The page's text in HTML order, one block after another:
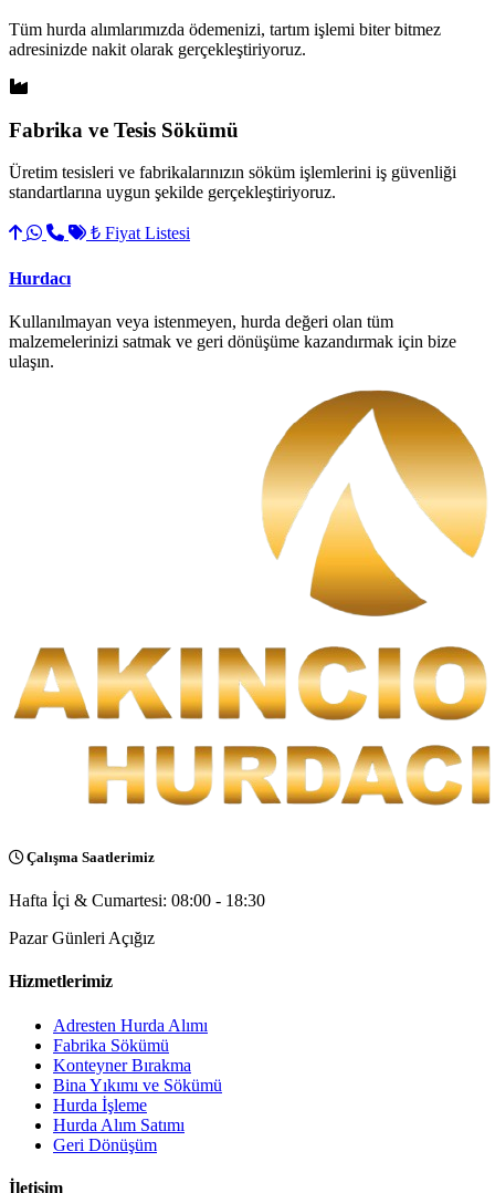
Tüm hurda alımlarımızda ödemenizi, tartım işlemi biter bitmez
adresinizde nakit olarak gerçekleştiriyoruz.
Fabrika ve Tesis Sökümü
Üretim tesisleri ve fabrikalarınızın söküm işlemlerini iş güvenliği
standartlarına uygun şekilde gerçekleştiriyoruz.
₺ Fiyat Listesi
Hurdacı
Kullanılmayan veya istenmeyen, hurda değeri olan tüm
malzemelerinizi satmak ve geri dönüşüme kazandırmak için bize
ulaşın.
Çalışma Saatlerimiz
Hafta İçi & Cumartesi: 08:00 - 18:30
Pazar Günleri Açığız
Hizmetlerimiz
Adresten Hurda Alımı
Fabrika Sökümü
Konteyner Bırakma
Bina Yıkımı ve Sökümü
Hurda İşleme
Hurda Alım Satımı
Geri Dönüşüm
İletişim